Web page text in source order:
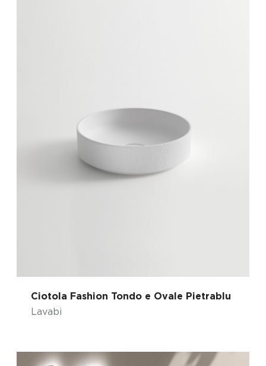
Ciotola Fashion Tondo e Ovale Pietrablu
Lavabi